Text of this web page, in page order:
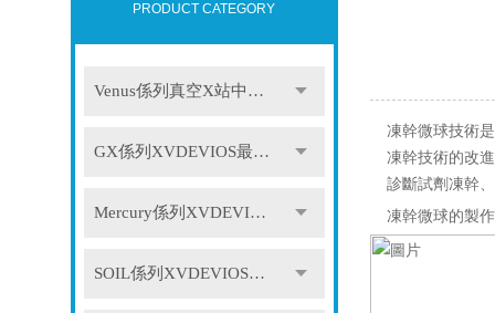
PRODUCT CATEGORY
Venus係列真空X站中文免费版
GX係列XVDEVIOS最新版APP下载
Mercury係列XVDEVIOS最新版APP下载
SOIL係列XVDEVIOS最新版APP下载
凍幹微球技術
凍幹技術的改
診斷試劑凍幹
凍幹微球的製